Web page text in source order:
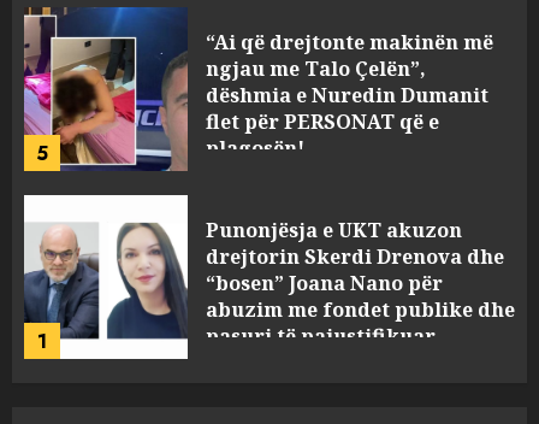
1
Punonjësja e UKT akuzon
drejtorin Skerdi Drenova dhe
“bosen” Joana Nano për
abuzim me fondet publike dhe
pasuri të pajustifikuar
2
Incidenti në ndeshjen
Apolonia- Gramshi, nis
procedim penal për Koço
Kokëdhimën (VIDEO)
MARCH 27, 2025